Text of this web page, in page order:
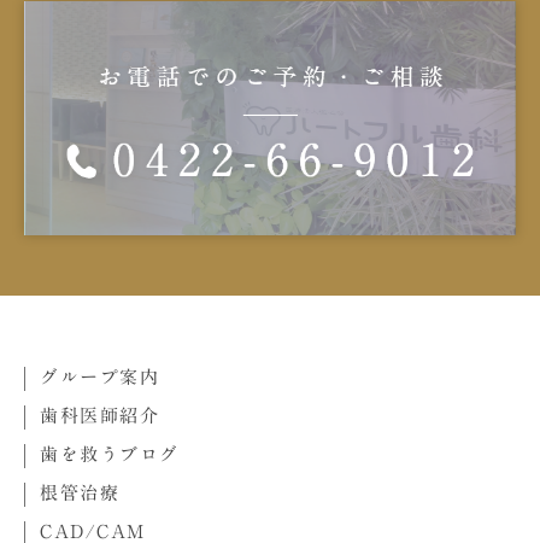
グループ案内
歯科医師紹介
歯を救うブログ
根管治療
CAD/CAM